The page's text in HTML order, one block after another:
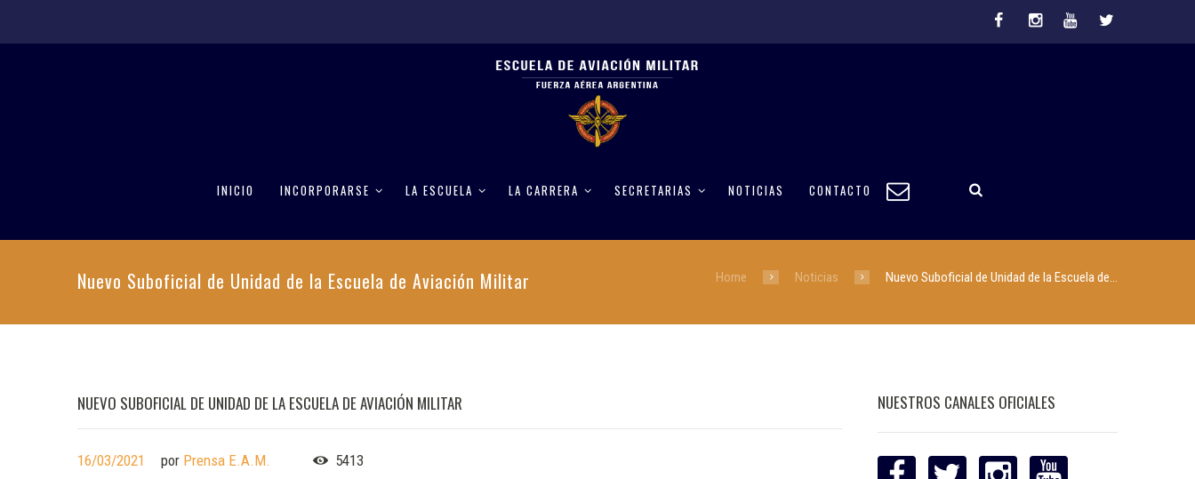
INICIO INCORPORARSE LA ESCUELA LA CARRERA SECRETARIAS NOTICIAS CONTACTO
Nuevo Suboficial de Unidad de la Escuela de Aviación Militar Home Noticias Nuevo Suboficial de Unidad de la Escuela de...
NUEVO SUBOFICIAL DE UNIDAD DE LA ESCUELA DE AVIACIÓN MILITAR
16/03/2021 por Prensa E.A.M. 5413
NUESTROS CANALES OFICIALES